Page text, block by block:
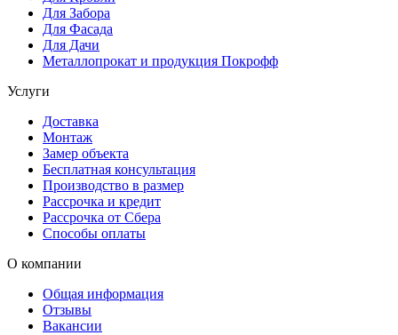
Для Забора
Для Фасада
Для Дачи
Металлопрокат и продукция Покрофф
Услуги
Доставка
Монтаж
Замер объекта
Бесплатная консультация
Производство в размер
Рассрочка и кредит
Рассрочка от Сбера
Способы оплаты
О компании
Общая информация
Отзывы
Вакансии